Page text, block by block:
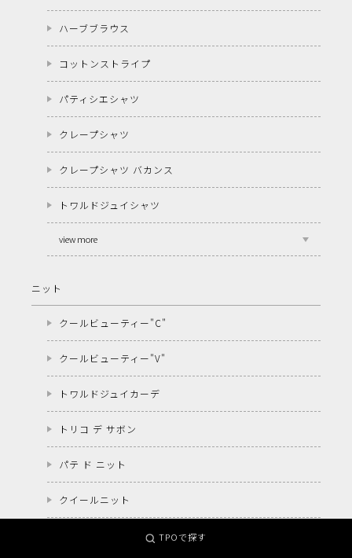
ハーブブラウス
コットンストライプ
パティシエシャツ
クレープシャツ
クレープシャツ バカンス
トワルドジュイシャツ
view more
ニット
クールビューティー"C"
クールビューティー"V"
トワルドジュイカーデ
トリコ デ サボン
パテ ド ニット
クイールニット
TPOで探す